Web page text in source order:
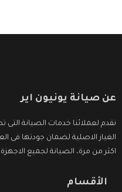
عن صيانة يونيون اير
نقدم لعملائنا خدمات الصيانة
الغيار الاصلية لضمان جودتها فى
اكثر من مرة، الصيانة لجميع
الأقسام